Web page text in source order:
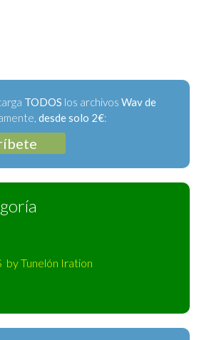
TODOS los archivos Wav de
desde solo 2€:
by Tunelón Iration